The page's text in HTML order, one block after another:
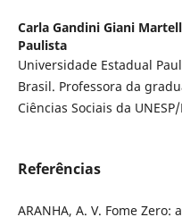
Carla Gandini Giani
Paulista
Universidade Estadual
Brasil. Professora da
Ciências Sociais da UNESP/
Referências
ARANHA, A. V. Fome